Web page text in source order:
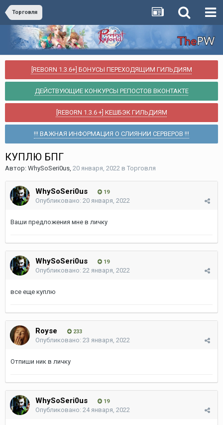
Торговля
[REBORN 1.3.6+] БОНУСЫ ПЕРЕХОДЯЩИМ ГИЛЬДИЯМ
ДЕЙСТВУЮЩИЕ КОНКУРСЫ РЕПОСТОВ ВКОНТАКТЕ
[REBORN 1.3.6 +] КЕШБЭК ГИЛЬДИЯМ
!!! ВАЖНАЯ ИНФОРМАЦИЯ О СЛИЯНИИ СЕРВЕРОВ !!!
КУПЛЮ БПГ
Автор: WhySoSeri0us, 20 января, 2022 в Торговля
WhySoSeri0us 19
Опубликовано: 20 января, 2022
Ваши предложения мне в личку
WhySoSeri0us 19
Опубликовано: 22 января, 2022
все еще куплю
Royse 233
Опубликовано: 23 января, 2022
Отпиши ник в личку
WhySoSeri0us 19
Опубликовано: 24 января, 2022